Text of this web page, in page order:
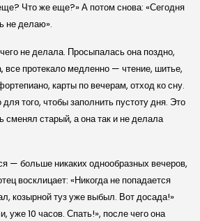
Что же еще?» А потом снова: «Сегодня
не делаю».
не делала. Просыпалась она поздно,
все протекало медленно — чтение, шитье,
карты по вечерам, отход ко сну.
того, чтобы заполнить пустоту дня. Это
сменял старый, а она так и не делала
— больше никаких однообразных вечеров,
восклицает: «Никогда не попадается
козырной туз уже выбыл. Вот досада!»
уже 10 часов. Спать!», после чего она